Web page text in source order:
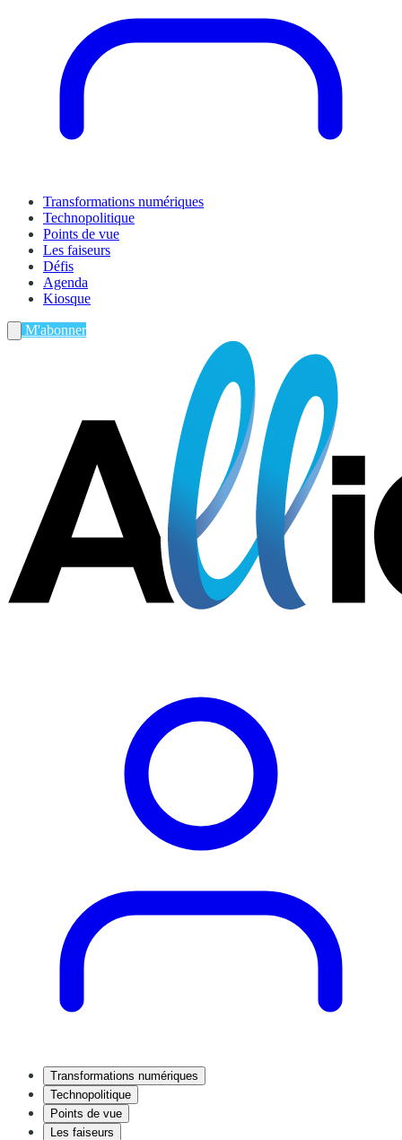
Transformations numériques
Technopolitique
Points de vue
Les faiseurs
Défis
Agenda
Kiosque
M'abonner
Transformations numériques
Technopolitique
Points de vue
Les faiseurs